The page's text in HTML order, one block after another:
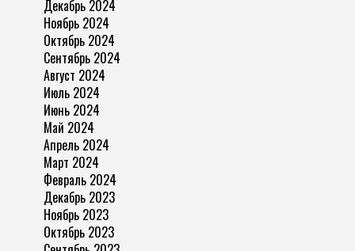
Декабрь 2024
Ноябрь 2024
Октябрь 2024
Сентябрь 2024
Август 2024
Июль 2024
Июнь 2024
Май 2024
Апрель 2024
Март 2024
Февраль 2024
Декабрь 2023
Ноябрь 2023
Октябрь 2023